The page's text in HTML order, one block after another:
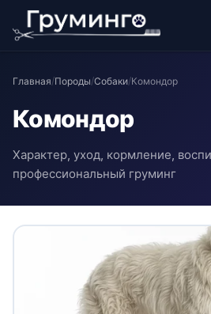
Главная/Породы/Собаки/Комондор
Комондор
Характер, уход, кормление,
профессиональный груминг